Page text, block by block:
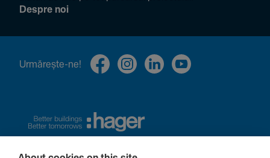
Despre noi
Urmă­rește-ne!